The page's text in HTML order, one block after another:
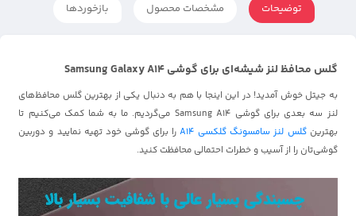
توضیحات مشخصات محصول بازخوردها
گلس محافظ لنز شیشه‌ای برای گوشی Samsung Galaxy A14
به جیتل خوش آمدید! در این اینجا با هم به دنبال یکی از بهترین گلس محافظ‌های
لنز سه بعدی برای گوشی Samsung A14 می‌گردیم. ما به شما کمک می‌کنیم تا
بهترینگلس لنز سامسونگ گلکسی A14
را برای گوشی خود تهیه نمایید و دوربین
گوشی‌تان را از آسیب و خطرات احتمالی محافظت کنید.